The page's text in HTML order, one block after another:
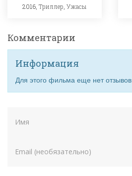
2016,Триллер ,Ужасы
Комментарии
Информация
Для этого фильма еще нет отзывов